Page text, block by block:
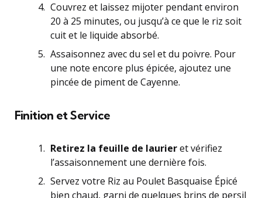
Couvrez et laissez mijoter pendant environ
20 à 25 minutes, ou jusqu’à ce que le riz soit
cuit et le liquide absorbé.
Assaisonnez avec du sel et du poivre. Pour
une note encore plus épicée, ajoutez une
pincée de piment de Cayenne.
Finition et Service
Retirez la feuille de laurieret vérifiez
l’assaisonnement une dernière fois.
Servez votre Riz au Poulet Basquaise Épicé
bien chaud, garni de quelques brins de persil